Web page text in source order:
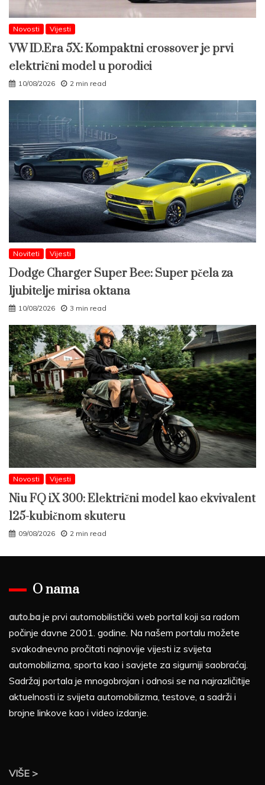
Novosti Vijesti
VW ID.Era 5X: Kompaktni crossover je prvi
električni model u porodici
10/08/2026 2 min read
Noviteti Vijesti
Dodge Charger Super Bee: Super pčela za
ljubitelje mirisa oktana
10/08/2026 3 min read
Novosti Vijesti
Niu FQ iX 300: Električni model kao ekvivalent
125-kubičnom skuteru
09/08/2026 2 min read
O nama
auto.ba je prvi automobilistički web portal koji sa radom
počinje davne 2001. godine. Na našem portalu možete
svakodnevno pročitati najnovije vijesti iz svijeta
automobilizma, sporta kao i savjete za sigurniji saobraćaj.
Sadržaj portala je mnogobrojan i odnosi se na najrazličitije
aktuelnosti iz svijeta automobilizma, testove, a sadrži i
brojne linkove kao i video izdanje.
VIŠE >